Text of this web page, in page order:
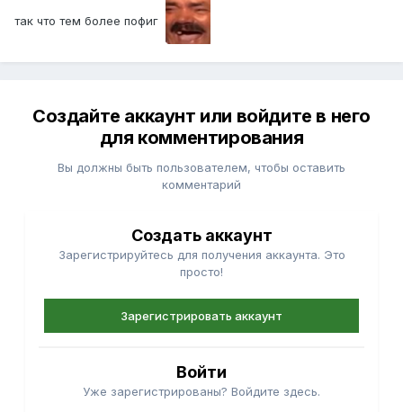
так что тем более пофиг
Создайте аккаунт или войдите в него
для комментирования
Вы должны быть пользователем, чтобы оставить
комментарий
Создать аккаунт
Зарегистрируйтесь для получения аккаунта. Это
просто!
Зарегистрировать аккаунт
Войти
Уже зарегистрированы? Войдите здесь.